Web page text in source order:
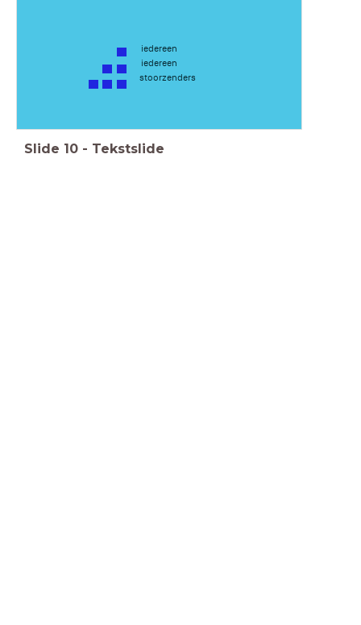
iedereen
iedereen
stoorzenders
Slide 10 - Tekstslide